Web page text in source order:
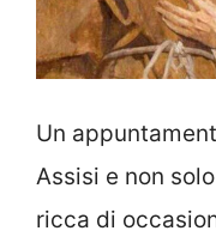
Un
Assisi e non
ricca di